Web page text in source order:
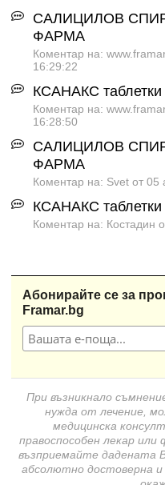
САЛИЦИЛОВ
ФАРМА
Коментар на:
16:29:22
КСАНАКС таблетки
Коментар на:
16:28:50
САЛИЦИЛОВ
ФАРМА
Коментар на: Svet от 05
КСАНАКС таблетки
Коментар на: Костадин
Абонирайте се за
Framar.bg
При възникнало
нужда от лечение,
медицинска
правоспособен лекар
възприемайте дадената
абсолютно достоверна